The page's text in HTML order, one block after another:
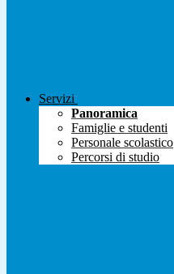
Servizi
Panoramica
Famiglie e studenti
Personale scolastico
Percorsi di studio